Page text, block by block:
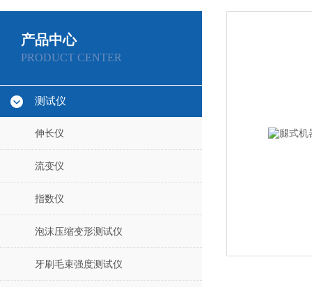
产品中心
PRODUCT CENTER
测试仪
伸长仪
流变仪
指数仪
泡沫压缩变形测试仪
牙刷毛束强度测试仪